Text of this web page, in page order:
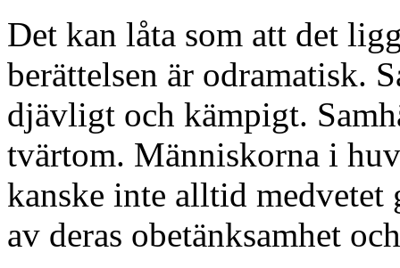
Det kan låta som att det
berättelsen är odramatisk.
djävligt och kämpigt.
tvärtom. Människorna i
kanske inte alltid
av deras obetänksamhet